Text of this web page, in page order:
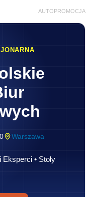
AUTOPROMOCJA
Warszawa
• Stoły